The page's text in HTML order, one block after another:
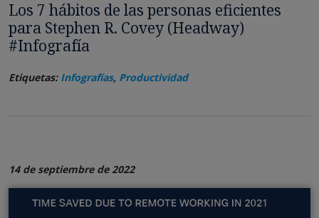
Los 7 hábitos de las personas eficientes
para Stephen R. Covey (Headway)
#Infografía
Etiquetas: Infografías, Productividad
14 de septiembre de 2022